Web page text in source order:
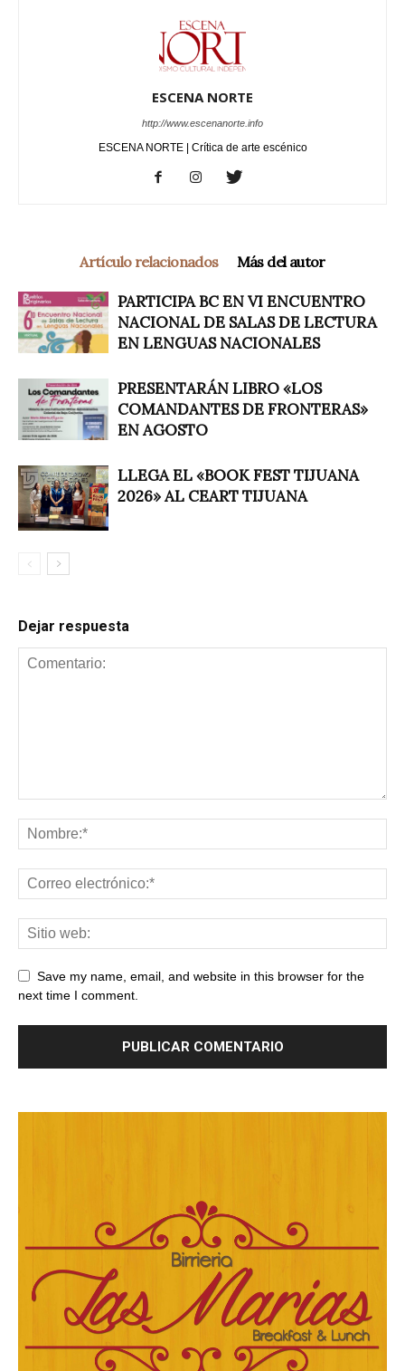
ESCENA NORTE
http://www.escenanorte.info
ESCENA NORTE | Crítica de arte escénico
Artículo relacionados Más del autor
PARTICIPA BC EN VI ENCUENTRO
NACIONAL DE SALAS DE LECTURA
EN LENGUAS NACIONALES
PRESENTARÁN LIBRO «LOS
COMANDANTES DE FRONTERAS»
EN AGOSTO
LLEGA EL «BOOK FEST TIJUANA
2026» AL CEART TIJUANA
Dejar respuesta
Save my name, email, and website in this browser for the
next time I comment.